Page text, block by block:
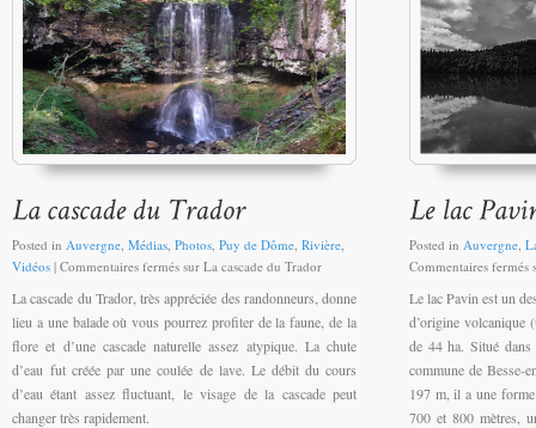
Posted in Auvergne Médias Photos Puy de Dôme Rivière
Vidéos | Commentaires fermés sur La cascade du Trador
La cascade du Trador, très appréciée des randonneurs, donne
lieu a une balade où vous pourrez profiter de la faune, de la
flore et d’une cascade naturelle assez atypique. La chute
d’eau fut créée par une coulée de lave. Le débit du cours
d’eau étant assez fluctuant, le visage de la cascade peut
changer très rapidement.
Posted in Auvergne
Commentaires fermés
Le lac Pavin est un
d’origine volcanique
de 44 ha. Situé
commune de Besse-
197 m, il a une
700 et 800 mètres,